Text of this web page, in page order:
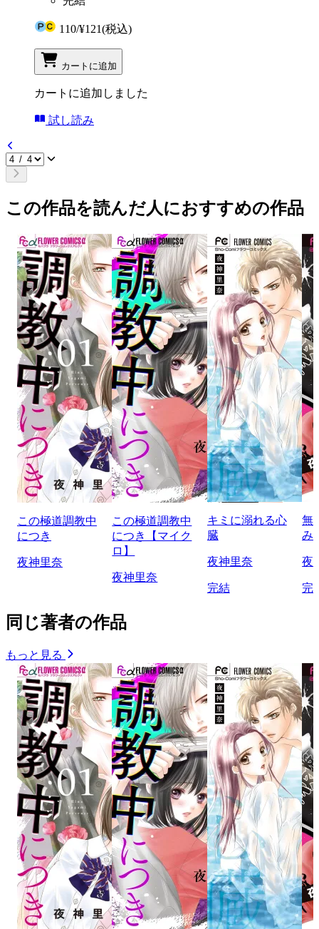
110/¥121(税込)
カートに追加
カートに追加しました
試し読み
この作品を読んだ人におすすめの作品
この極道調教中
につき
夜神里奈
この極道調教中
につき【マイク
ロ】
夜神里奈
キミに溺れる心
臓
夜神里奈
完結
無
み
夜
完
同じ著者の作品
もっと見る